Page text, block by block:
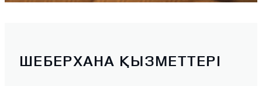
ШЕБЕРХАНА ҚЫЗМЕТТЕРІ